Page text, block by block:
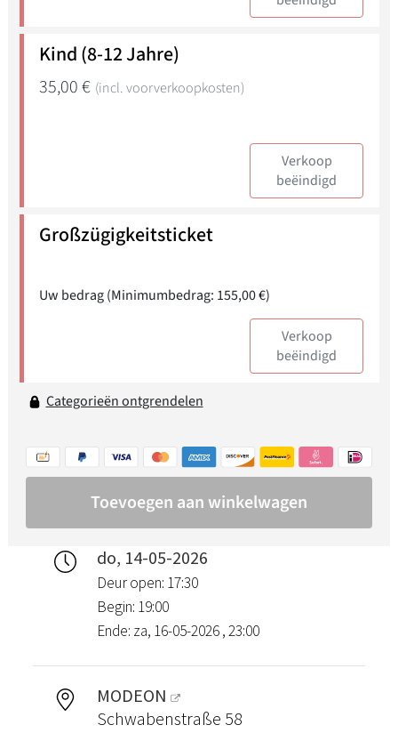
do, 14-05-2026
Deur open: 17:30
Begin: 19:00
Ende: za, 16-05-2026 , 23:00
MODEON
Schwabenstraße 58